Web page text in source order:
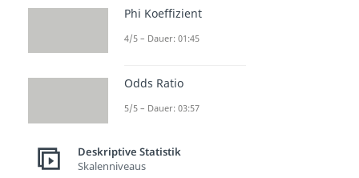
Phi Koeffizient
4/5 – Dauer: 01:45
Odds Ratio
5/5 – Dauer: 03:57
Deskriptive Statistik
Skalenniveaus